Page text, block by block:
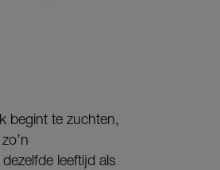
begint te zuchten,
leeftijd als